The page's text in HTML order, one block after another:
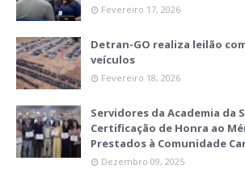
Fevereiro 17, 2026
Detran-GO realiza leilão
veículos
Fevereiro 18, 2026
Servidores da Academia da
Certificação de Honra ao
Prestados à Comunidade
Dezembro 09, 2025